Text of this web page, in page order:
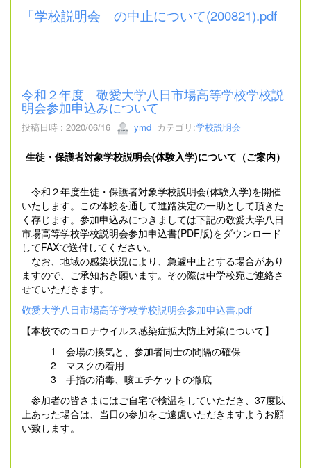
「学校説明会」の中止について(200821).pdf
令和２年度 敬愛大学八日市場高等学校学校説
明会参加申込みについて
投稿日時 : 2020/06/16 ymd カテゴリ:学校説明会
生徒・保護者対象学校説明会(体験入学)について（ご案内）
令和２年度生徒・保護者対象学校説明会(体験入学)を開催
いたします。この体験を通して進路決定の一助として頂きた
く存じます。参加申込みにつきましては下記の敬愛大学八日
市場高等学校学校説明会参加申込書(PDF版)をダウンロード
してFAXで送付してください。
なお、地域の感染状況により、急遽中止とする場合があり
ますので、ご承知おき願います。その際は中学校宛ご連絡さ
せていただきます。
敬愛大学八日市場高等学校学校説明会参加申込書.pdf
【本校でのコロナウイルス感染症拡大防止対策について】
1 会場の換気と、参加者同士の間隔の確保
2 マスクの着用
3 手指の消毒、咳エチケットの徹底
参加者の皆さまにはご自宅で検温をしていただき、37度以
上あった場合は、当日の参加をご遠慮いただきますようお願
い致します。